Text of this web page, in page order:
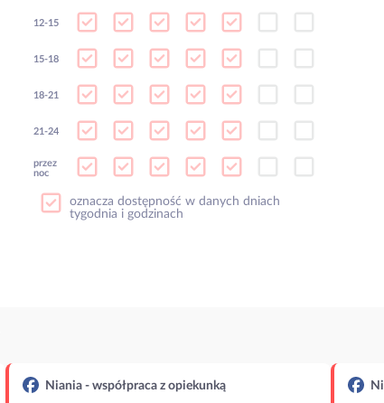
12-15
15-18
18-21
21-24
przez
noc
oznacza dostępność w danych dniach
tygodnia i godzinach
Niania - współpraca z opiekunką